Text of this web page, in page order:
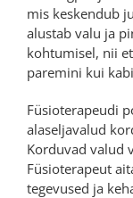
mis keskendub
alustab valu ja
kohtumisel, nii
paremini kui
Füsioterapeudi
alaseljavalud
Korduvad valud
Füsioterapeut
tegevused ja